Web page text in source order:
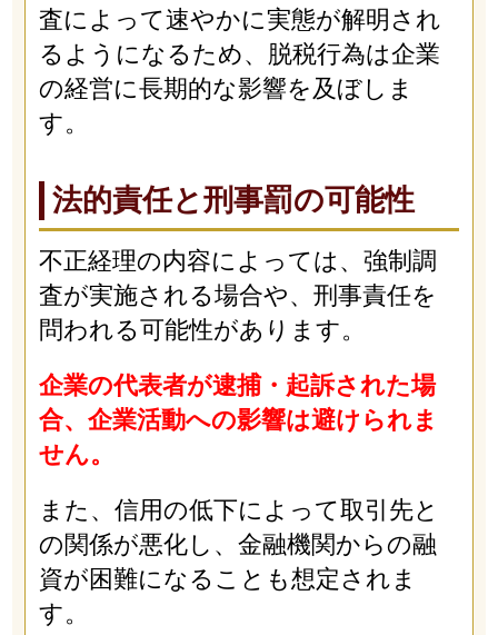
査によって速やかに実態が解明され
るようになるため、脱税行為は企業
の経営に長期的な影響を及ぼしま
す。
法的責任と刑事罰の可能性
不正経理の内容によっては、強制調
査が実施される場合や、刑事責任を
問われる可能性があります。
企業の代表者が逮捕・起訴された場
合、企業活動への影響は避けられま
せん。
また、信用の低下によって取引先と
の関係が悪化し、金融機関からの融
資が困難になることも想定されま
す。